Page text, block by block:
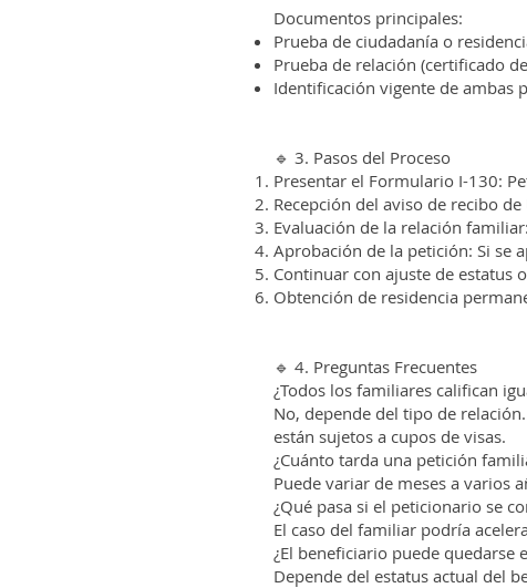
Documentos principales:
Prueba de ciudadanía o
Prueba de relación (certificado
Identificación vigente de ambas
🔹 3. Pasos del Proceso
Presentar el Formulario I-130:
Recepción del aviso de recibo
Evaluación de la relación
Aprobación de la petición: Si se
Continuar con ajuste de estatus
Obtención de residencia
🔹 4. Preguntas Frecuentes
¿Todos los familiares califican
No, depende del tipo de
están sujetos a cupos de visas.
¿Cuánto tarda una petición
Puede variar de meses a varios
¿Qué pasa si el peticionario se
El caso del familiar podría
¿El beneficiario puede quedarse
Depende del estatus actual del